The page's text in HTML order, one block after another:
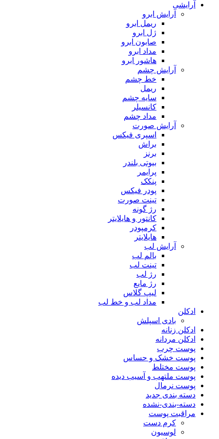
آرایشی
آرایش ابرو
ریمل ابرو
ژل ابرو
صابون ابرو
مداد ابرو
هاشور ابرو
آرایش چشم
خط چشم
ریمل
سایه چشم
کانسیلر
مداد چشم
آرایش صورت
اسپری فیکس
براش
برنز
بیوتی بلندر
پرایمر
پنکک
پودر فیکس
تینت صورت
رژ گونه
کانتور و هایلایتر
کرمپودر
هایلایتر
آرایش لب
بالم لب
تینت لب
رژ لب
رژ مایع
لیپ گلاس
مداد لب و خط لب
ادکلن
بادی اسپلش
ادکلن زنانه
ادکلن مردانه
پوست چرب
پوست خشک و حساس
پوست مختلط
پوست ملتهب و آسیب دیده
پوست نرمال
دسته بندی جدید
دسته-بندی-نشده
مراقبت پوست
کرم دست
لوسیون